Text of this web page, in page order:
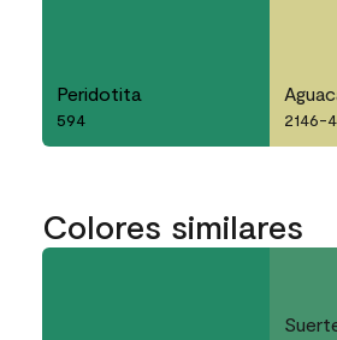
Peridotita
594 2146-
Colores similares